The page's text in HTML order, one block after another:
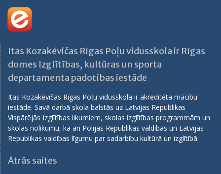
Itas Kozakēvičas Rīgas Poļu vidusskola ir Rīgas
domes Izglītības, kultūras un sporta
departamenta padotības iestāde
Itas Kozakēvičas Rīgas Poļu vidusskola ir akreditēta mācību
iestāde. Savā darbā skola balstās uz Latvijas Republikas
Vispārējās Izglītības likumiem, skolas izglītības programmām un
skolas nolikumu, ka arī Polijas Republikas valdības un Latvijas
Republikas valdības līgumu par sadarbību kultūrā un izglītībā.
Ātrās saites